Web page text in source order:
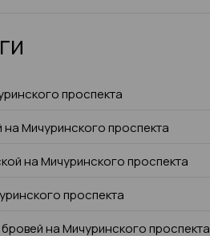
проспекта
Мичуринского проспекта
на Мичуринского проспекта
проспекта
на Мичуринского проспекта